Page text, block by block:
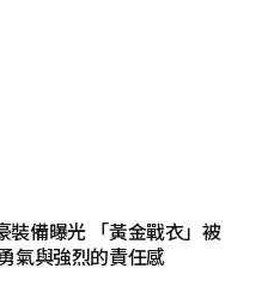
裝備曝光 「黃金戰衣」被
氣與強烈的責任感